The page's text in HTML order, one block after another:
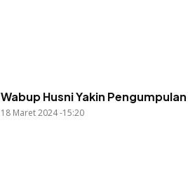
Wabup Husni Yakin
18 Maret 2024 -15:20